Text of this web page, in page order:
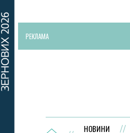
РЕКЛАМА
НОВИНИ